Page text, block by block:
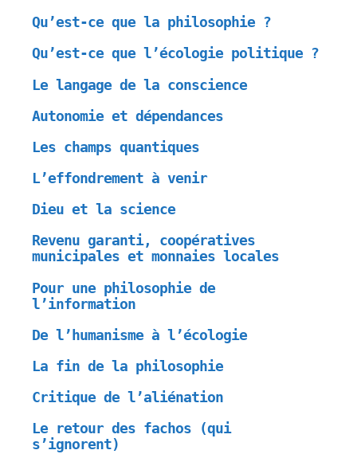
Qu’est-ce que la philosophie ?
Qu’est-ce que l’écologie politique ?
Le langage de la conscience
Autonomie et dépendances
Les champs quantiques
L’effondrement à venir
Dieu et la science
Revenu garanti, coopératives
municipales et monnaies locales
Pour une philosophie de
l’information
De l’humanisme à l’écologie
La fin de la philosophie
Critique de l’aliénation
Le retour des fachos (qui
s’ignorent)